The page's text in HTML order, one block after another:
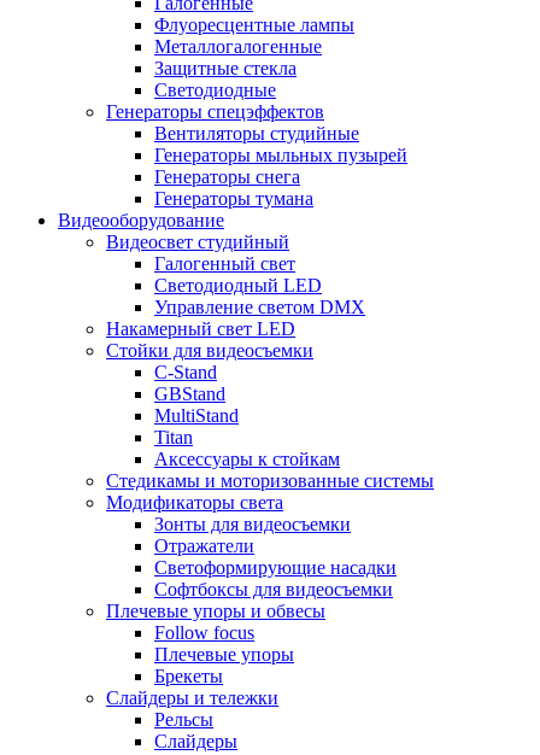
Флуоресцентные лампы
Металлогалогенные
Защитные стекла
Светодиодные
Генераторы спецэффектов
Вентиляторы студийные
Генераторы мыльных пузырей
Генераторы снега
Генераторы тумана
Видеооборудование
Видеосвет студийный
Галогенный свет
Светодиодный LED
Управление светом DMX
Накамерный свет LED
Стойки для видеосъемки
C-Stand
GBStand
MultiStand
Titan
Аксессуары к стойкам
Стедикамы и моторизованные системы
Модификаторы света
Зонты для видеосъемки
Отражатели
Светоформирующие насадки
Софтбоксы для видеосъемки
Плечевые упоры и обвесы
Follow focus
Плечевые упоры
Брекеты
Слайдеры и тележки
Рельсы
Слайдеры